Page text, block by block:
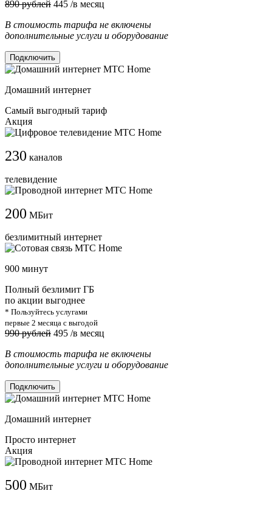
890 рублей 445 /в месяц
В стоимость тарифа не включены
дополнительные услуги и оборудование
Подключить
Домашний интернет
Самый выгодный тариф
Акция
230 каналов
телевидение
200 МБит
безлимитный интернет
900 минут
Полный безлимит ГБ
по акции выгоднее
* Пользуйтесь услугами
первые 2 месяца с выгодой
990 рублей 495 /в месяц
В стоимость тарифа не включены
дополнительные услуги и оборудование
Подключить
Домашний интернет
Просто интернет
Акция
500 МБит